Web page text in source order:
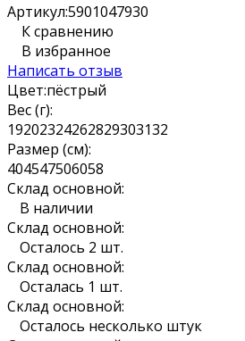
Артикул:5901047930
К сравнению
В избранное
Написать отзыв
Цвет:пёстрый
Вес (г):
19202324262829303132
Размер (см):
404547506058
Склад основной:
В наличии
Склад основной:
Осталось 2 шт.
Склад основной:
Осталась 1 шт.
Склад основной:
Осталось несколько штук